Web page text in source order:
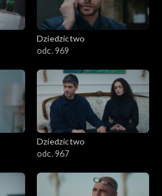
Dziedzictwo
odc. 969
Dziedzictwo
odc. 967